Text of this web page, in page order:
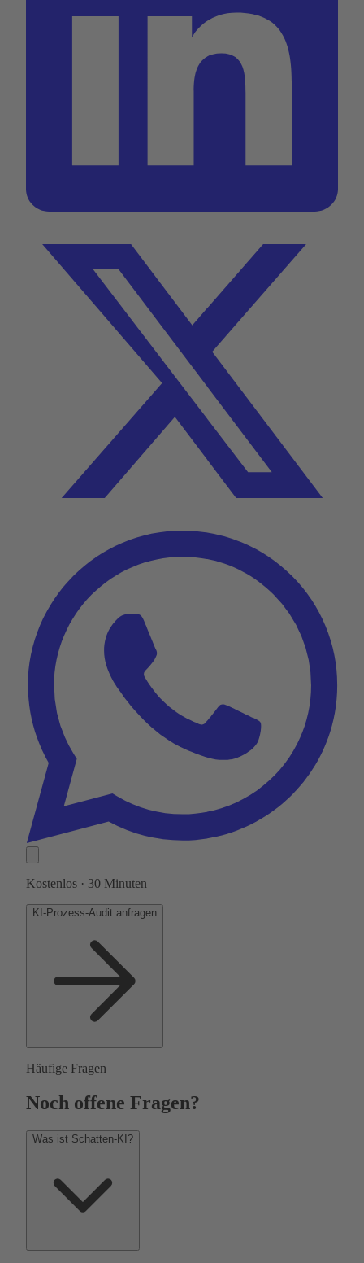
Kostenlos · 30 Minuten
KI-Prozess-Audit anfragen
Häufige Fragen
Noch offene Fragen?
Was ist Schatten-KI?